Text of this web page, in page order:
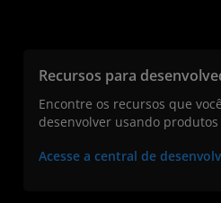
Recursos para
Encontre os recursos que
desenvolver usando produtos
Acesse a central de